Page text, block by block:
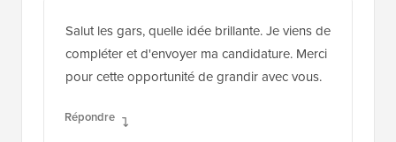
Salut les gars, quelle idée brillante. Je viens de
compléter et d'envoyer ma candidature. Merci
pour cette opportunité de grandir avec vous.
Répondre